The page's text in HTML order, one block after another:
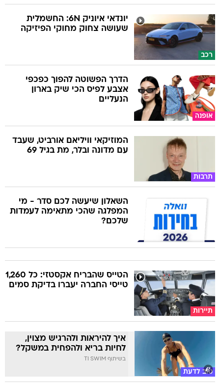
רכב
יונדאי איוניק 6N: החשמלית
שעושה צחוק מחוקי הפיזיקה
אופנה
הדרך הפשוטה להפוך כפכפי
אצבע לפיס הכי שיק בארון
הנעליים
תרבות
המוזיקאי וויליאם אורביט, שעבד
עם מדונה ובלר, מת בגיל 69
השאלון שיעשה לכם סדר - מי
המפלגה שהכי מתאימה לעמדות
שלכם?
תיירות
הטייס שהבריח אקסטזי: כל 1,260
טייסי החברה יעברו בדיקת סמים
טוב לדעת
איך להיראות ולהרגיש מצוין,
לחיות בריא ולהפחית במשקל?
בשיתוף TI SWIM